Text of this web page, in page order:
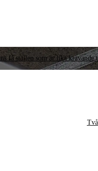
få ställen som är lika krävande